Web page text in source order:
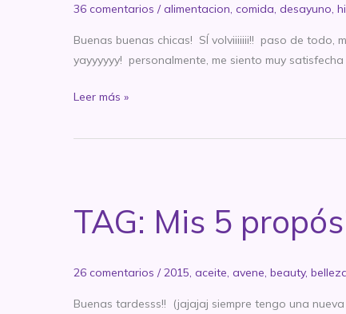
36 comentarios /alimentacion, comida, desayuno,
Buenas buenas chicas! SÍ volviiiiiii!! paso de todo,
yayyyyyy! personalmente, me siento muy
Cómo
alimento
ya
no
un
Leer más »
TAG: Mis 5
26 comentarios /2015, aceite, avene, beauty,
Buenas tardesss!! (jajajaj siempre tengo una